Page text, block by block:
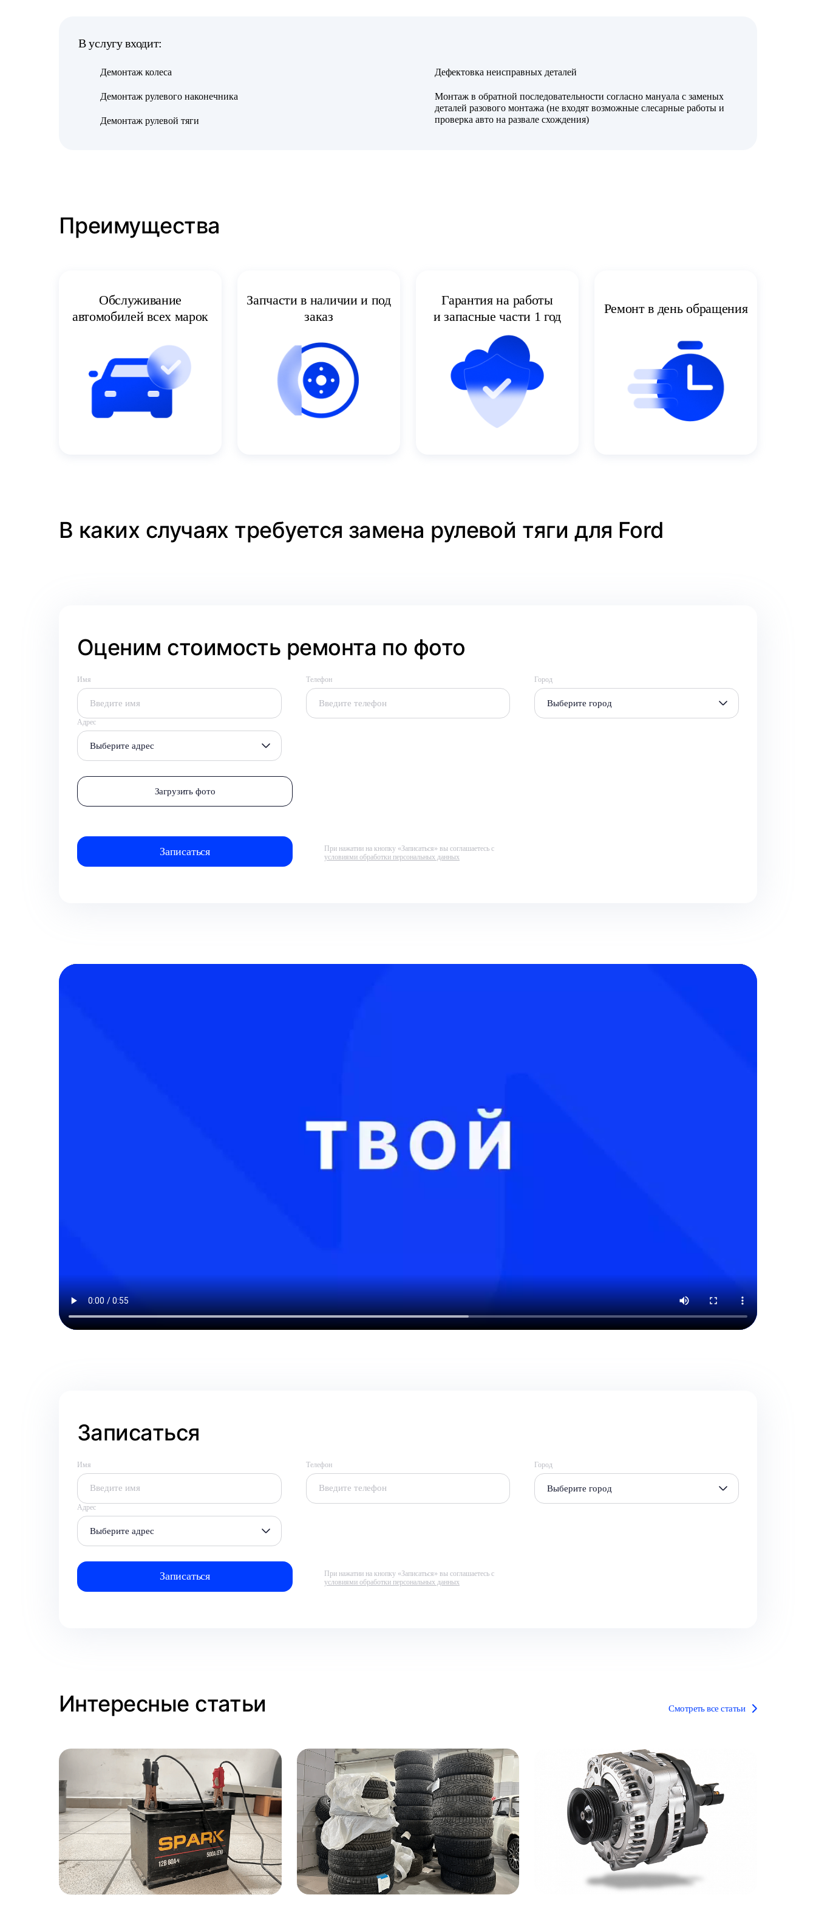
В услугу входит:
Демонтаж колеса
Демонтаж рулевого наконечника
Демонтаж рулевой тяги
Дефектовка неисправных деталей
Монтаж в обратной последовательности согласно мануала с заменых
деталей разового монтажа (не входят возможные слесарные работы и
проверка авто на развале схождения)
Преимущества
Обслуживание
автомобилей всех марок
Запчасти в наличии и под
заказ
Гарантия на работы
и запасные части 1 год
Ремонт в день обращения
В каких случаях требуется замена рулевой тяги для Ford
Оценим стоимость ремонта по фото
Имя Телефон Город
Выберите город
Адрес
Выберите адрес
Загрузить фото
При нажатии на кнопку «Записаться» вы соглашаетесь с
условиями обработки персональных данных
Записаться
Имя Телефон Город
Выберите город
Адрес
Выберите адрес
При нажатии на кнопку «Записаться» вы соглашаетесь с
условиями обработки персональных данных
Интересные статьи Смотреть все статьи